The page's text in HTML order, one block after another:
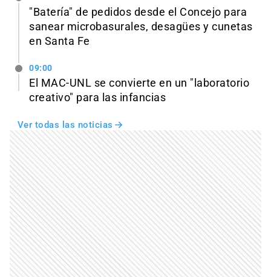
"Batería" de pedidos desde el Concejo para
sanear microbasurales, desagües y cunetas
en Santa Fe
09:00
El MAC-UNL se convierte en un "laboratorio
creativo" para las infancias
Ver todas las noticias